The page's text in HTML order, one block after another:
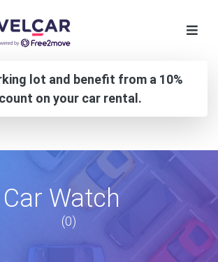
lot and benefit from a 10%
on your car rental.
Car Watch
(0)